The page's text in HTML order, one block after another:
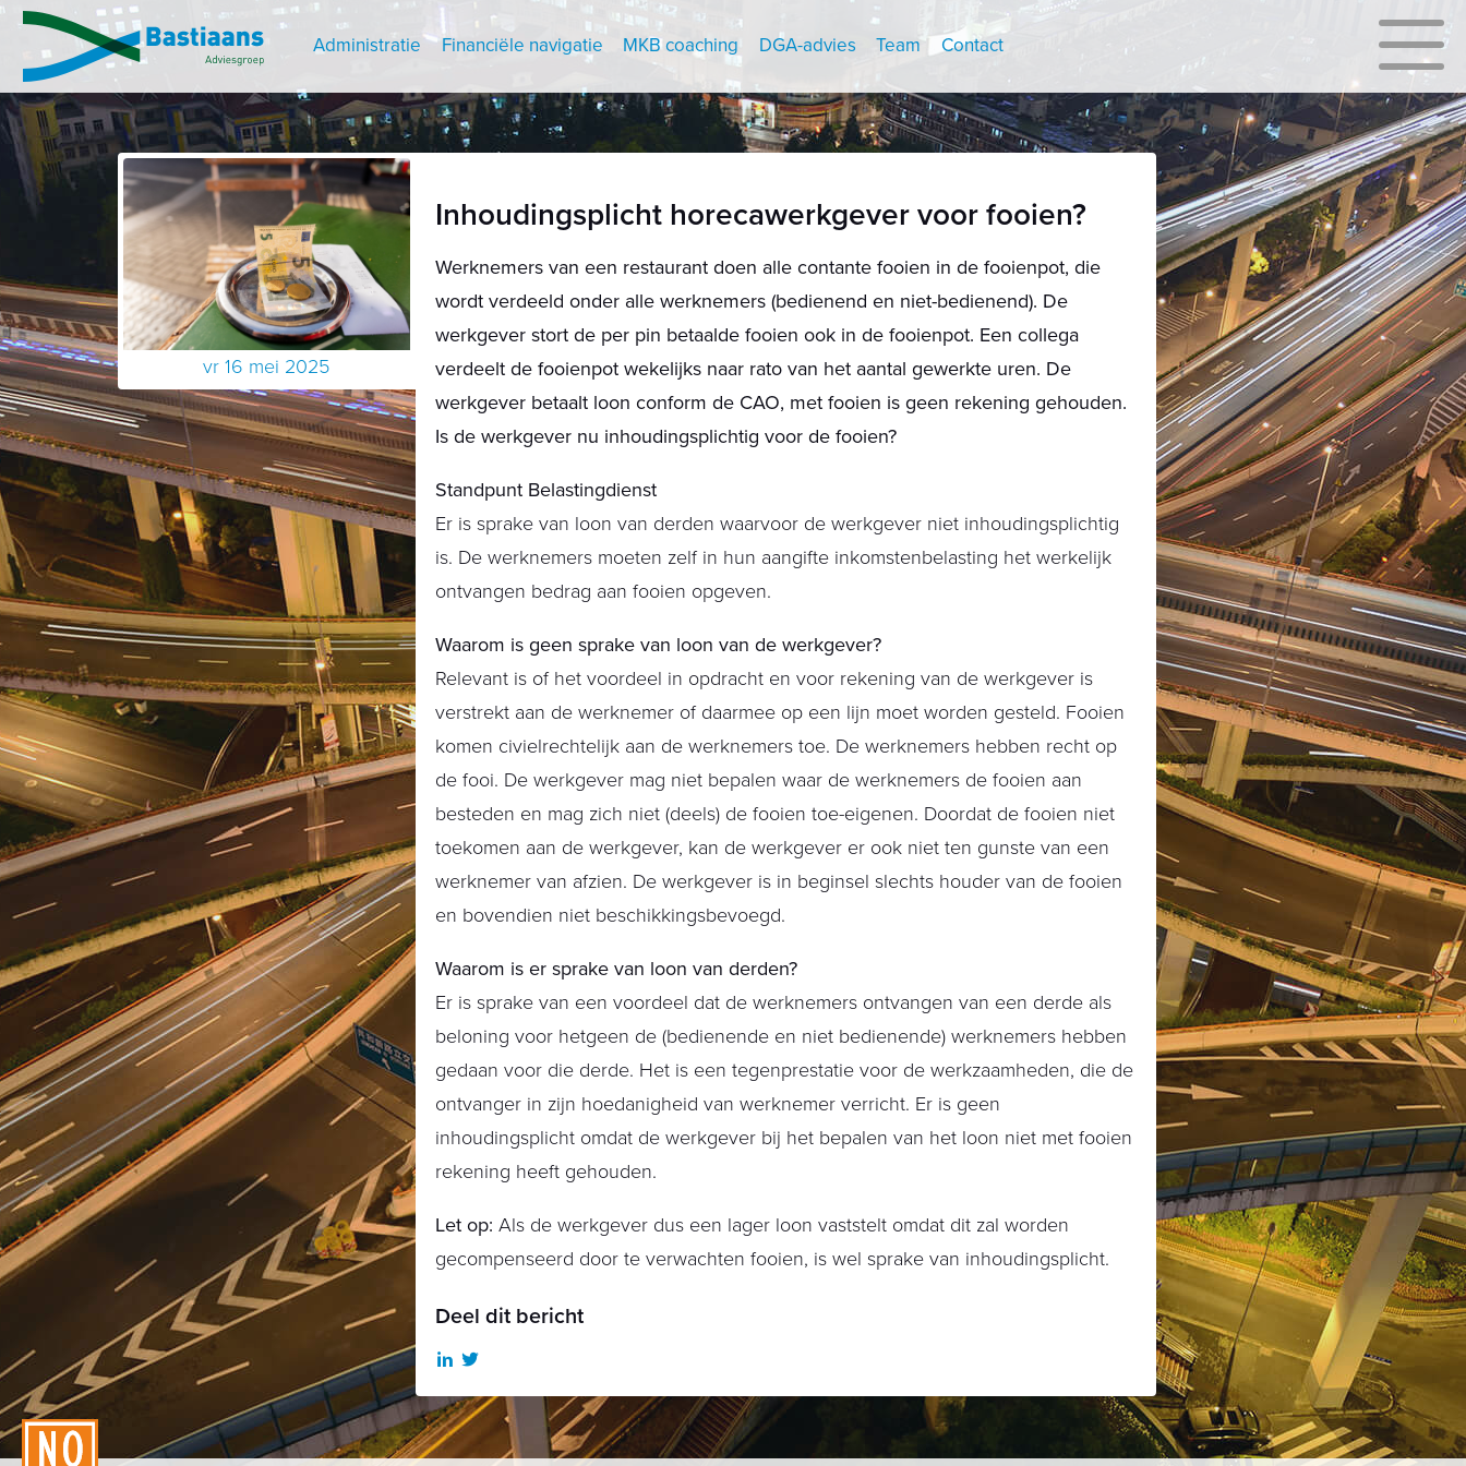
Administratie Financiële navigatie MKB coaching DGA-advies Team Contact
vr 16 mei 2025
Inhoudingsplicht horecawerkgever voor fooien?
Werknemers van een restaurant doen alle contante fooien in de fooienpot, die
wordt verdeeld onder alle werknemers (bedienend en niet-bedienend). De
werkgever stort de per pin betaalde fooien ook in de fooienpot. Een collega
verdeelt de fooienpot wekelijks naar rato van het aantal gewerkte uren. De
werkgever betaalt loon conform de CAO, met fooien is geen rekening gehouden.
Is de werkgever nu inhoudingsplichtig voor de fooien?
Standpunt Belastingdienst
Er is sprake van loon van derden waarvoor de werkgever niet inhoudingsplichtig
is. De werknemers moeten zelf in hun aangifte inkomstenbelasting het werkelijk
ontvangen bedrag aan fooien opgeven.
Waarom is geen sprake van loon van de werkgever?
Relevant is of het voordeel in opdracht en voor rekening van de werkgever is
verstrekt aan de werknemer of daarmee op een lijn moet worden gesteld. Fooien
komen civielrechtelijk aan de werknemers toe. De werknemers hebben recht op
de fooi. De werkgever mag niet bepalen waar de werknemers de fooien aan
besteden en mag zich niet (deels) de fooien toe-eigenen. Doordat de fooien niet
toekomen aan de werkgever, kan de werkgever er ook niet ten gunste van een
werknemer van afzien. De werkgever is in beginsel slechts houder van de fooien
en bovendien niet beschikkingsbevoegd.
Waarom is er sprake van loon van derden?
Er is sprake van een voordeel dat de werknemers ontvangen van een derde als
beloning voor hetgeen de (bedienende en niet bedienende) werknemers hebben
gedaan voor die derde. Het is een tegenprestatie voor de werkzaamheden, die de
ontvanger in zijn hoedanigheid van werknemer verricht. Er is geen
inhoudingsplicht omdat de werkgever bij het bepalen van het loon niet met fooien
rekening heeft gehouden.
Let op: Als de werkgever dus een lager loon vaststelt omdat dit zal worden
gecompenseerd door te verwachten fooien, is wel sprake van inhoudingsplicht.
Deel dit bericht